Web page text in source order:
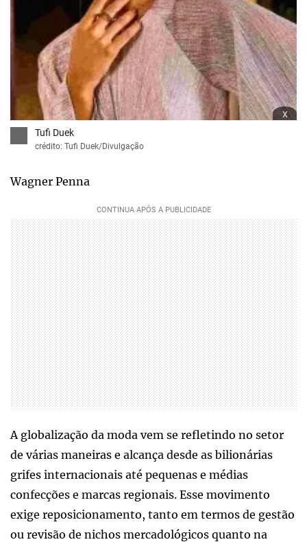
x
Tufi Duek
crédito: Tufi Duek/Divulgação
Wagner Penna
A globalização da moda vem se refletindo no setor
de várias maneiras e alcança desde as bilionárias
grifes internacionais até pequenas e médias
confecções e marcas regionais. Esse movimento
exige reposicionamento, tanto em termos de gestão
ou revisão de nichos mercadológicos quanto na